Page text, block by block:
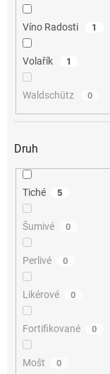
Víno Radosti 1
Volařík 1
Waldschütz 0
Druh
Tiché 5
Šumivé 0
Perlivé 0
Likérové 0
Fortifikované 0
Mošt 0